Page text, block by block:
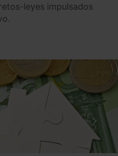
leyes impulsados